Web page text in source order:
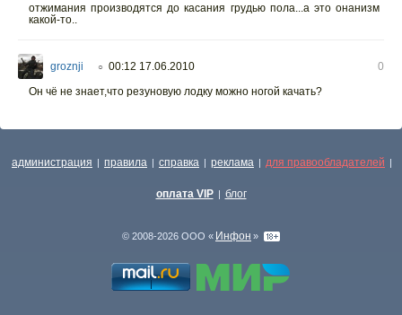
отжимания производятся до касания грудью пола...а это онанизм
какой-то..
groznji ○ 00:12 17.06.2010
0
Он чё не знает,что резуновую лодку можно ногой качать?
администрация | правила | справка | реклама | для правообладателей |
оплата VIP | блог
© 2008-2026 ООО « Инфон »